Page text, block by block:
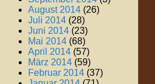
August 2014 (26)
Juli 2014 (28)
Juni 2014 (23)
Mai 2014 (68)
April 2014 (57)
März 2014 (59)
Februar 2014 (37)